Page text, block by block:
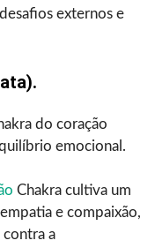
externos e
do coração
emocional.
Chakra cultiva um
e compaixão,
a